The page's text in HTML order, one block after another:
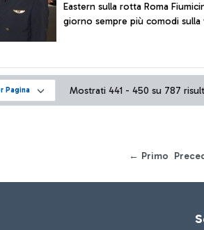
Eastern sulla rotta Roma
giorno sempre più comodi sulla
Pagina Mostrati 441 - 450 su 787
← Primo